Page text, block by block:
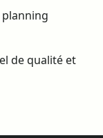
de qualité et